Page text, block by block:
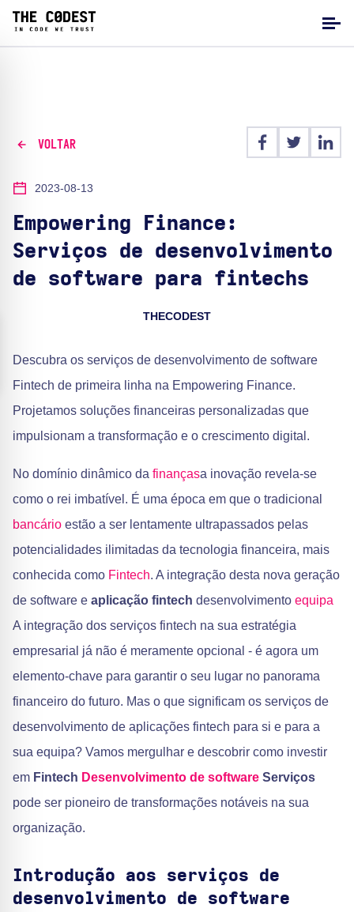
VOLTAR
2023-08-13
Empowering Finance:
Serviços de desenvolvimento
de software para fintechs
THECODEST
Descubra os serviços de desenvolvimento de software
Fintech de primeira linha na Empowering Finance.
Projetamos soluções financeiras personalizadas que
impulsionam a transformação e o crescimento digital.
No domínio dinâmico da finançasa inovação revela-se
como o rei imbatível. É uma época em que o tradicional
bancário estão a ser lentamente ultrapassados pelas
potencialidades ilimitadas da tecnologia financeira, mais
conhecida como Fintech. A integração desta nova geração
de software e aplicação fintech desenvolvimento equipa
A integração dos serviços fintech na sua estratégia
empresarial já não é meramente opcional - é agora um
elemento-chave para garantir o seu lugar no panorama
financeiro do futuro. Mas o que significam os serviços de
desenvolvimento de aplicações fintech para si e para a
sua equipa? Vamos mergulhar e descobrir como investir
em Fintech Desenvolvimento de software Serviços
pode ser pioneiro de transformações notáveis na sua
organização.
Introdução aos serviços de
desenvolvimento de software